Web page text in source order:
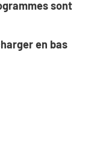
sont
en bas